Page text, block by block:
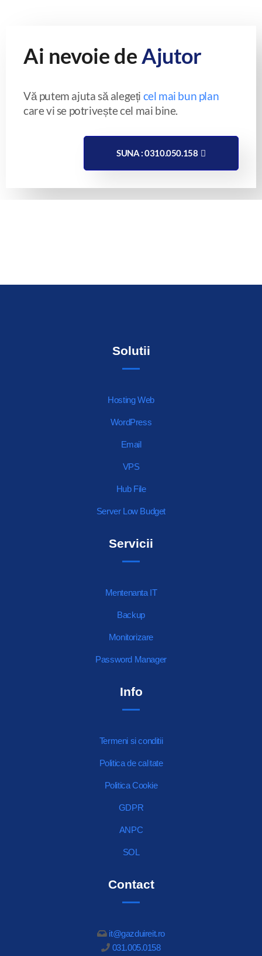
Ai nevoie deAjutor
Vă putem ajuta să alegeți cel mai bun plan
care vi se potrivește cel mai bine.
SUNA : 0310.050.158
Solutii
Hosting Web
WordPress
Email
VPS
Hub File
Server Low Budget
Servicii
Mentenanta IT
Backup
Monitorizare
Password Manager
Info
Termeni si conditii
Politica de calitate
Politica Cookie
GDPR
ANPC
SOL
Contact
it@gazduireit.ro
031.005.0158